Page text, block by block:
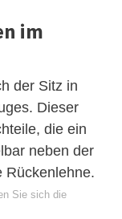
im
der Sitz in
Dieser
die ein
neben der
Rückenlehne.
Sie sich die